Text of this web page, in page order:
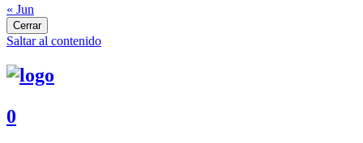
« Jun
Cerrar
Saltar al contenido
0